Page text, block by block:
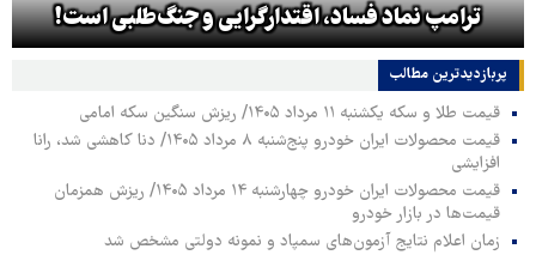
ترامپ نماد فساد، اقتدارگرایی و جنگ‌طلبی است!
پربازدیدترین‌ مطالب
قیمت طلا و سکه یکشنبه ۱۱ مرداد ۱۴۰۵/ ریزش سنگین سکه امامی
قیمت محصولات ایران خودرو پنج‌شنبه ۸ مرداد ۱۴۰۵/ دنا کاهشی شد، رانا
افزایشی
قیمت محصولات ایران خودرو چهارشنبه ۱۴ مرداد ۱۴۰۵/ ریزش همزمان
قیمت‌ها در بازار خودرو
زمان اعلام نتایج آزمون‌های سمپاد و نمونه دولتی مشخص شد